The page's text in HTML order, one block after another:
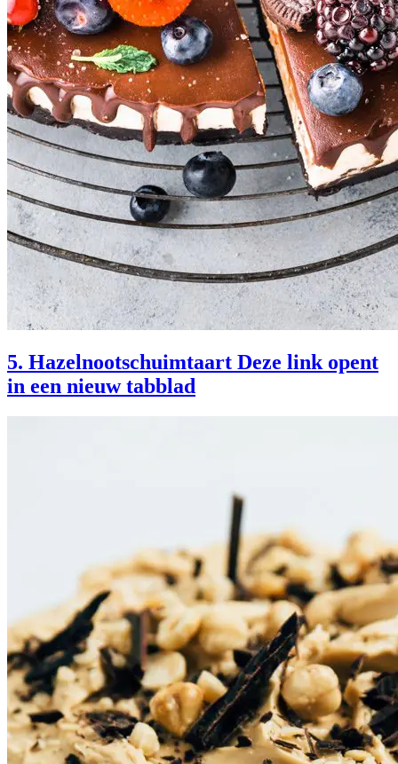
5. Hazelnootschuimtaart Deze link opent
in een nieuw tabblad